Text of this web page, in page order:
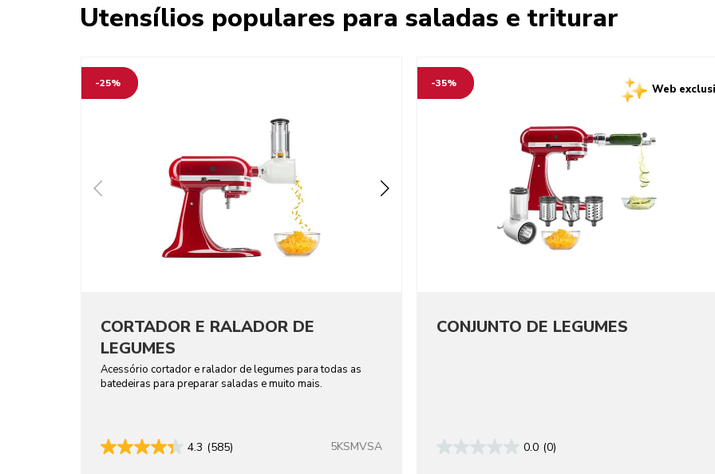
Utensílios populares para saladas e triturar
-25%
CORTADOR E RALADOR DE
LEGUMES
Acessório cortador e ralador de legumes para todas as
batedeiras para preparar saladas e muito mais.
4.3 (585) 5KSMVSA
-35% Web
CONJUNTO DE LEGUMES
0.0 (0)